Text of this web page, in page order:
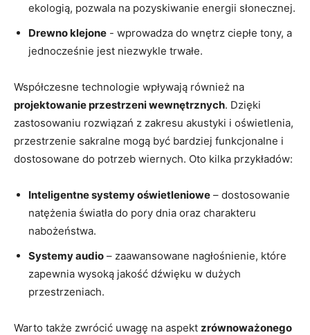
ekologią, pozwala na pozyskiwanie energii‌ słonecznej.
Drewno‌ klejone -​ wprowadza do wnętrz ciepłe tony, a
jednocześnie jest niezwykle⁣ trwałe.
Współczesne technologie wpływają również na
projektowanie przestrzeni ‍wewnętrznych. Dzięki
zastosowaniu rozwiązań z ​zakresu akustyki ​i oświetlenia,⁣
przestrzenie sakralne mogą‌ być bardziej funkcjonalne‌ i
dostosowane‍ do potrzeb wiernych. Oto kilka przykładów:
Inteligentne systemy oświetleniowe – dostosowanie
natężenia światła do pory⁤ dnia ​oraz charakteru
nabożeństwa.
Systemy audio – zaawansowane nagłośnienie, które
zapewnia wysoką jakość dźwięku w dużych
przestrzeniach.
Warto także zwrócić uwagę na aspekt zrównoważonego